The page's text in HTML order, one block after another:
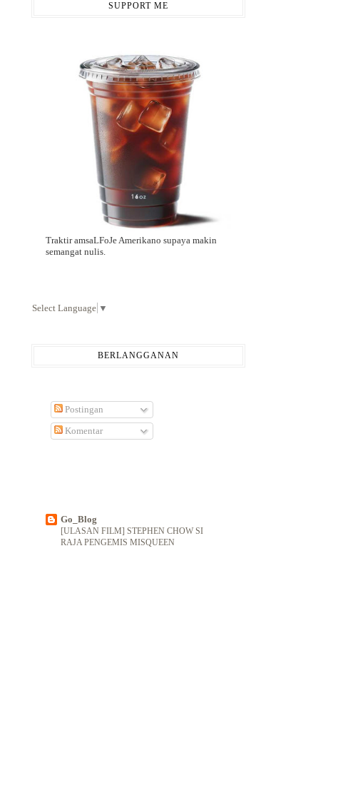
SUPPORT ME
Traktir amsaLFoJe Amerikano supaya makin
semangat nulis.
Select Language ▼
BERLANGGANAN
Postingan
Komentar
Go_Blog
[ULASAN FILM] STEPHEN CHOW SI
RAJA PENGEMIS MISQUEEN